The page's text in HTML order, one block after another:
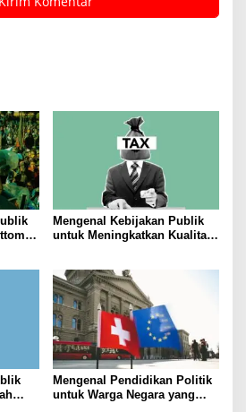
Mengenal Kebijakan Publik
untuk Meningkatkan Kualitas
Mengenal Pendidikan Politik
untuk Warga Negara yang